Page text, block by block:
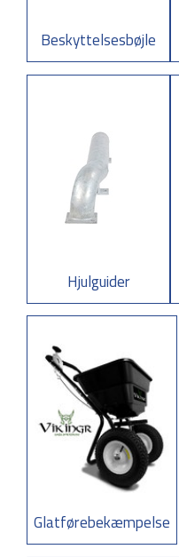
Beskyttelsesbøjle
Hjulguider
Glatførebekæmpelse